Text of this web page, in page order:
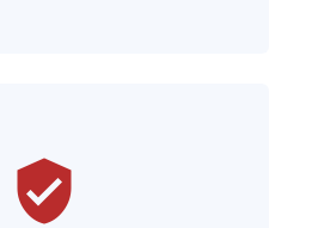
verified_user